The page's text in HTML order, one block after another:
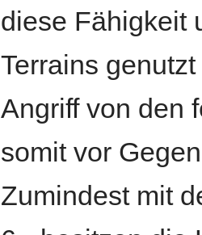
diese Fähigkeit
Terrains
Angriff von den
somit vor
Zumindest mit